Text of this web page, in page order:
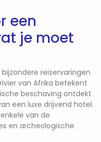
een
je moet
reiservaringen
van Afrika betekent
beschaving ontdekt
een luxe drijvend hotel.
van de
en archeologische